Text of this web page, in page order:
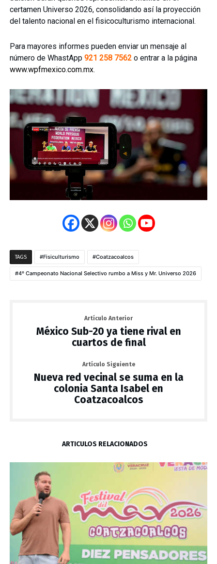
certamen Universo 2026, consolidando así la proyección
del talento nacional en el fisicoculturismo internacional.
Para mayores informes pueden enviar un mensaje al
número de WhastApp 921 258 7562 o entrar a la página
www.wpfmexico.com.mx.
TAGS Fisiculturismo Coatzacoalcos
4º Campeonato Nacional Selectivo rumbo a Miss y Mr. Universo 2026
Artículo Anterior
México Sub-20 ya tiene rival en
cuartos de final
Artículo Siguiente
Nueva red vecinal se suma en la
colonia Santa Isabel en
Coatzacoalcos
ARTÍCULOS RELACIONADOS